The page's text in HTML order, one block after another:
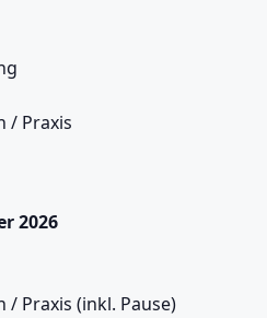
/ Praxis
2026
/ Praxis (inkl. Pause)